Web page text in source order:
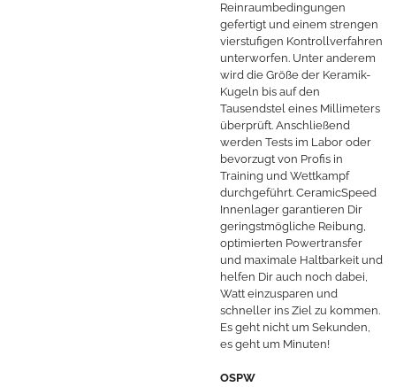
Reinraumbedingungen
gefertigt und einem strengen
vierstufigen Kontrollverfahren
unterworfen. Unter anderem
wird die Größe der Keramik-
Kugeln bis auf den
Tausendstel eines Millimeters
überprüft. Anschließend
werden Tests im Labor oder
bevorzugt von Profis in
Training und Wettkampf
durchgeführt. CeramicSpeed
Innenlager garantieren Dir
geringstmögliche Reibung,
optimierten Powertransfer
und maximale Haltbarkeit und
helfen Dir auch noch dabei,
Watt einzusparen und
schneller ins Ziel zu kommen.
Es geht nicht um Sekunden,
es geht um Minuten!
OSPW